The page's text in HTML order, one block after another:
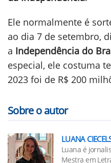
Ele normalmente é
ao dia 7 de setembro,
a Independência do
especial, ele costuma
2023 foi de R$ 200
Sobre o autor
LUANA
Luana é
Mestra em